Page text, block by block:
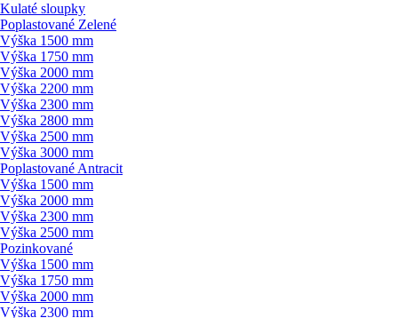
Kulaté sloupky
Poplastované Zelené
Výška 1500 mm
Výška 1750 mm
Výška 2000 mm
Výška 2200 mm
Výška 2300 mm
Výška 2800 mm
Výška 2500 mm
Výška 3000 mm
Poplastované Antracit
Výška 1500 mm
Výška 2000 mm
Výška 2300 mm
Výška 2500 mm
Pozinkované
Výška 1500 mm
Výška 1750 mm
Výška 2000 mm
Výška 2300 mm